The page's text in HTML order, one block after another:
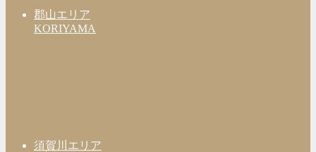
郡山エリア
KORIYAMA
須賀川エリア